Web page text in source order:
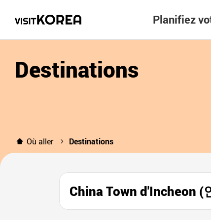
Planifiez
Destinations
Où aller Destinations
China Town d'Incheon (